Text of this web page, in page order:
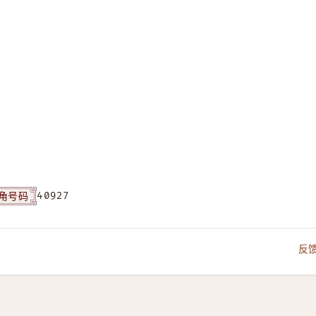
号码 40927
反